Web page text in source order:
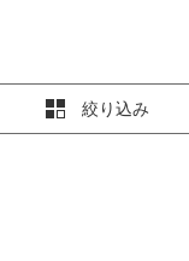
絞り込み